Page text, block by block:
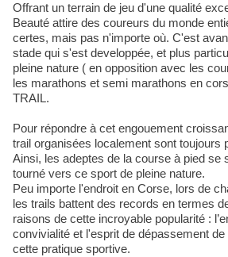
Offrant un terrain de jeu d'une qualité exceptionnelle, l'Ile de
Beauté attire des coureurs du monde
certes, mais pas n'importe où. C'est
stade qui s'est developpée, et plus
pleine nature ( en opposition avec les
les marathons et semi marathons en
TRAIL.
Pour répondre à cet engouement
trail organisées localement sont toujours
Ainsi, les adeptes de la course à pied se
tourné vers ce sport de pleine nature.
Peu importe l'endroit en Corse, lors de
les trails battent des records en termes
raisons de cette incroyable popularité :
convivialité et l'esprit de dépassement
cette pratique sportive.